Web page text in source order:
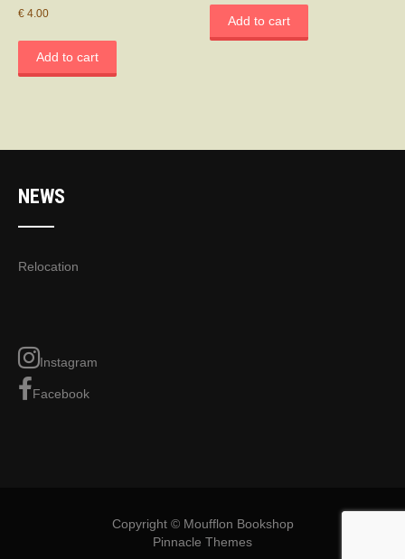
€ 4.00
Add to cart
Add to cart
NEWS
Relocation
Instagram
Facebook
Copyright © Moufflon Bookshop
Pinnacle Themes